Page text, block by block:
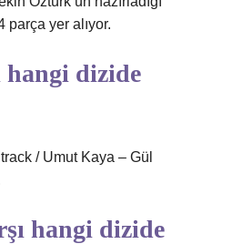
parça yer alıyor.
dizide
/ Umut Kaya – Gül
hangi dizide